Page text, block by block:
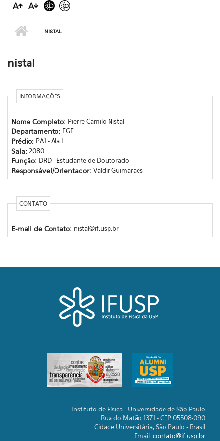
NISTAL
nistal
INFORMAÇÕES
Nome Completo: Pierre Camilo Nistal
Departamento: FGE
Prédio: PA1 - Ala I
Sala: 2080
Função: DRD - Estudante de Doutorado
Responsável/Orientador: Valdir Guimaraes
CONTATO
E-mail de Contato: nistal@if.usp.br
Instituto de Física - Universidade de São Paulo
Rua do Matão 1371 - CEP 05508-090
Cidade Universitária, São Paulo - Brasil
Email:contato@if.usp.br